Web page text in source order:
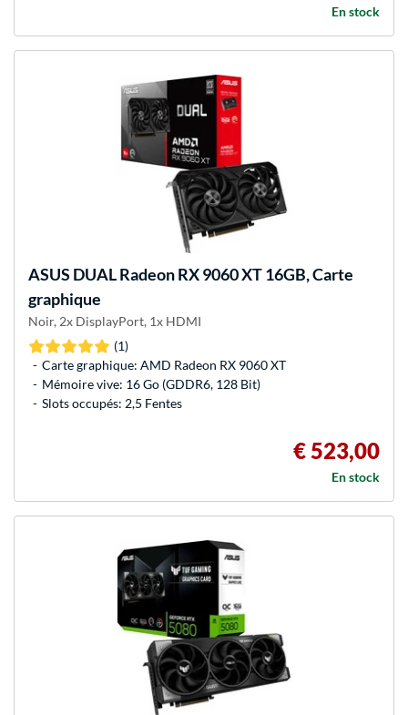
En stock
ASUS DUAL Radeon RX 9060 XT 16GB, Carte
graphique
Noir, 2x DisplayPort, 1x HDMI
(1)
Carte graphique: AMD Radeon RX 9060 XT
Mémoire vive: 16 Go (GDDR6, 128 Bit)
Slots occupés: 2,5 Fentes
€ 523,00
En stock